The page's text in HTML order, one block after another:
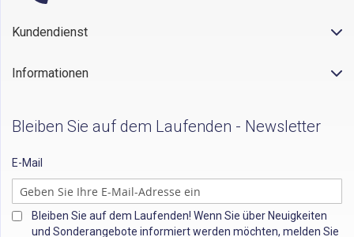
Kundendienst
Informationen
Bleiben Sie auf dem Laufenden - Newsletter
E-Mail
Bleiben Sie auf dem Laufenden! Wenn Sie über Neuigkeiten
und Sonderangebote informiert werden möchten, melden Sie